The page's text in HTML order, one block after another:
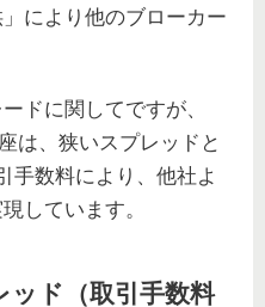
により他のブローカー
ドに関してですが、
は、狭いスプレッドと
手数料により、他社よ
しています。
ド（取引手数料